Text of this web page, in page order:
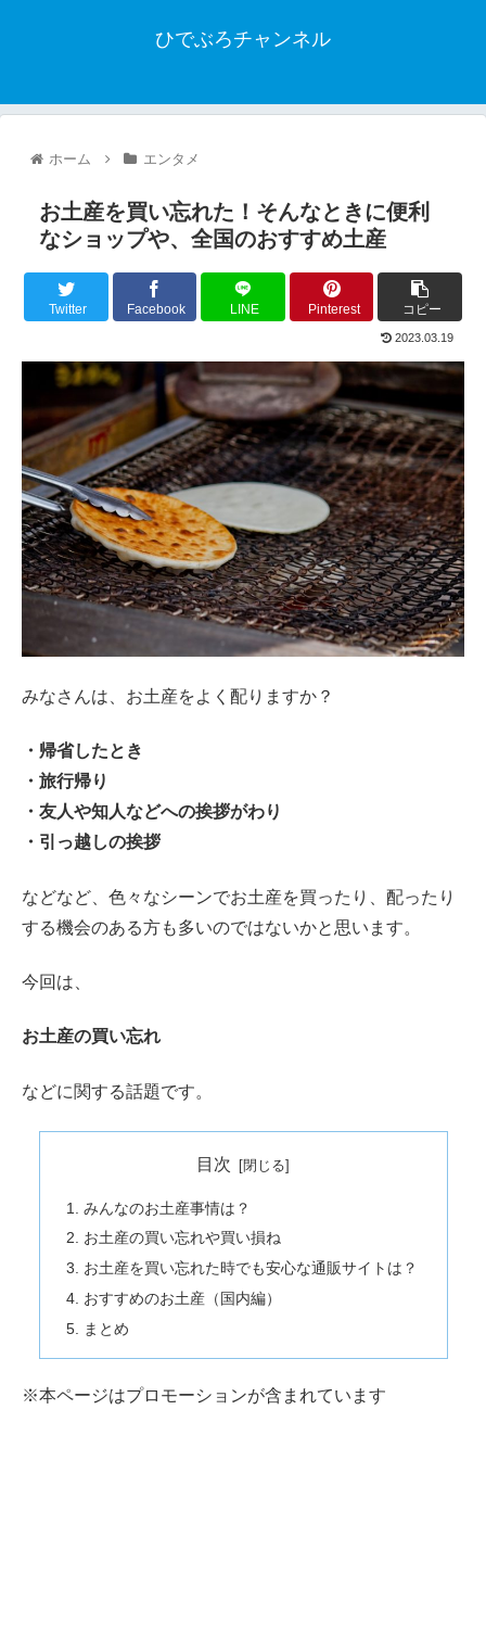
ひでぶろチャンネル
ホーム エンタメ
お土産を買い忘れた！そんなときに便利
なショップや、全国のおすすめ土産
Twitter Facebook LINE Pinterest コピー
2023.03.19
みなさんは、お土産をよく配りますか？
・帰省したとき
・旅行帰り
・友人や知人などへの挨拶がわり
・引っ越しの挨拶
などなど、色々なシーンでお土産を買ったり、配ったり
する機会のある方も多いのではないかと思います。
今回は、
お土産の買い忘れ
などに関する話題です。
目次
みんなのお土産事情は？
お土産の買い忘れや買い損ね
お土産を買い忘れた時でも安心な通販サイトは？
おすすめのお土産（国内編）
まとめ
※本ページはプロモーションが含まれています